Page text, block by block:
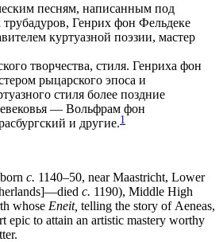
песням, написанным под
Генрих фон Фельдеке
куртуазной поэзии, мастер
творчества, стиля. Генриха фон
рыцарского эпоса и
стиля более поздние
— Вольфрам фон
и другие.1
c. 1140–50, near Maastricht, Lower
c. 1190), Middle High
whose Eneit, telling the story of Aeneas,
epic to attain an artistic mastery worthy